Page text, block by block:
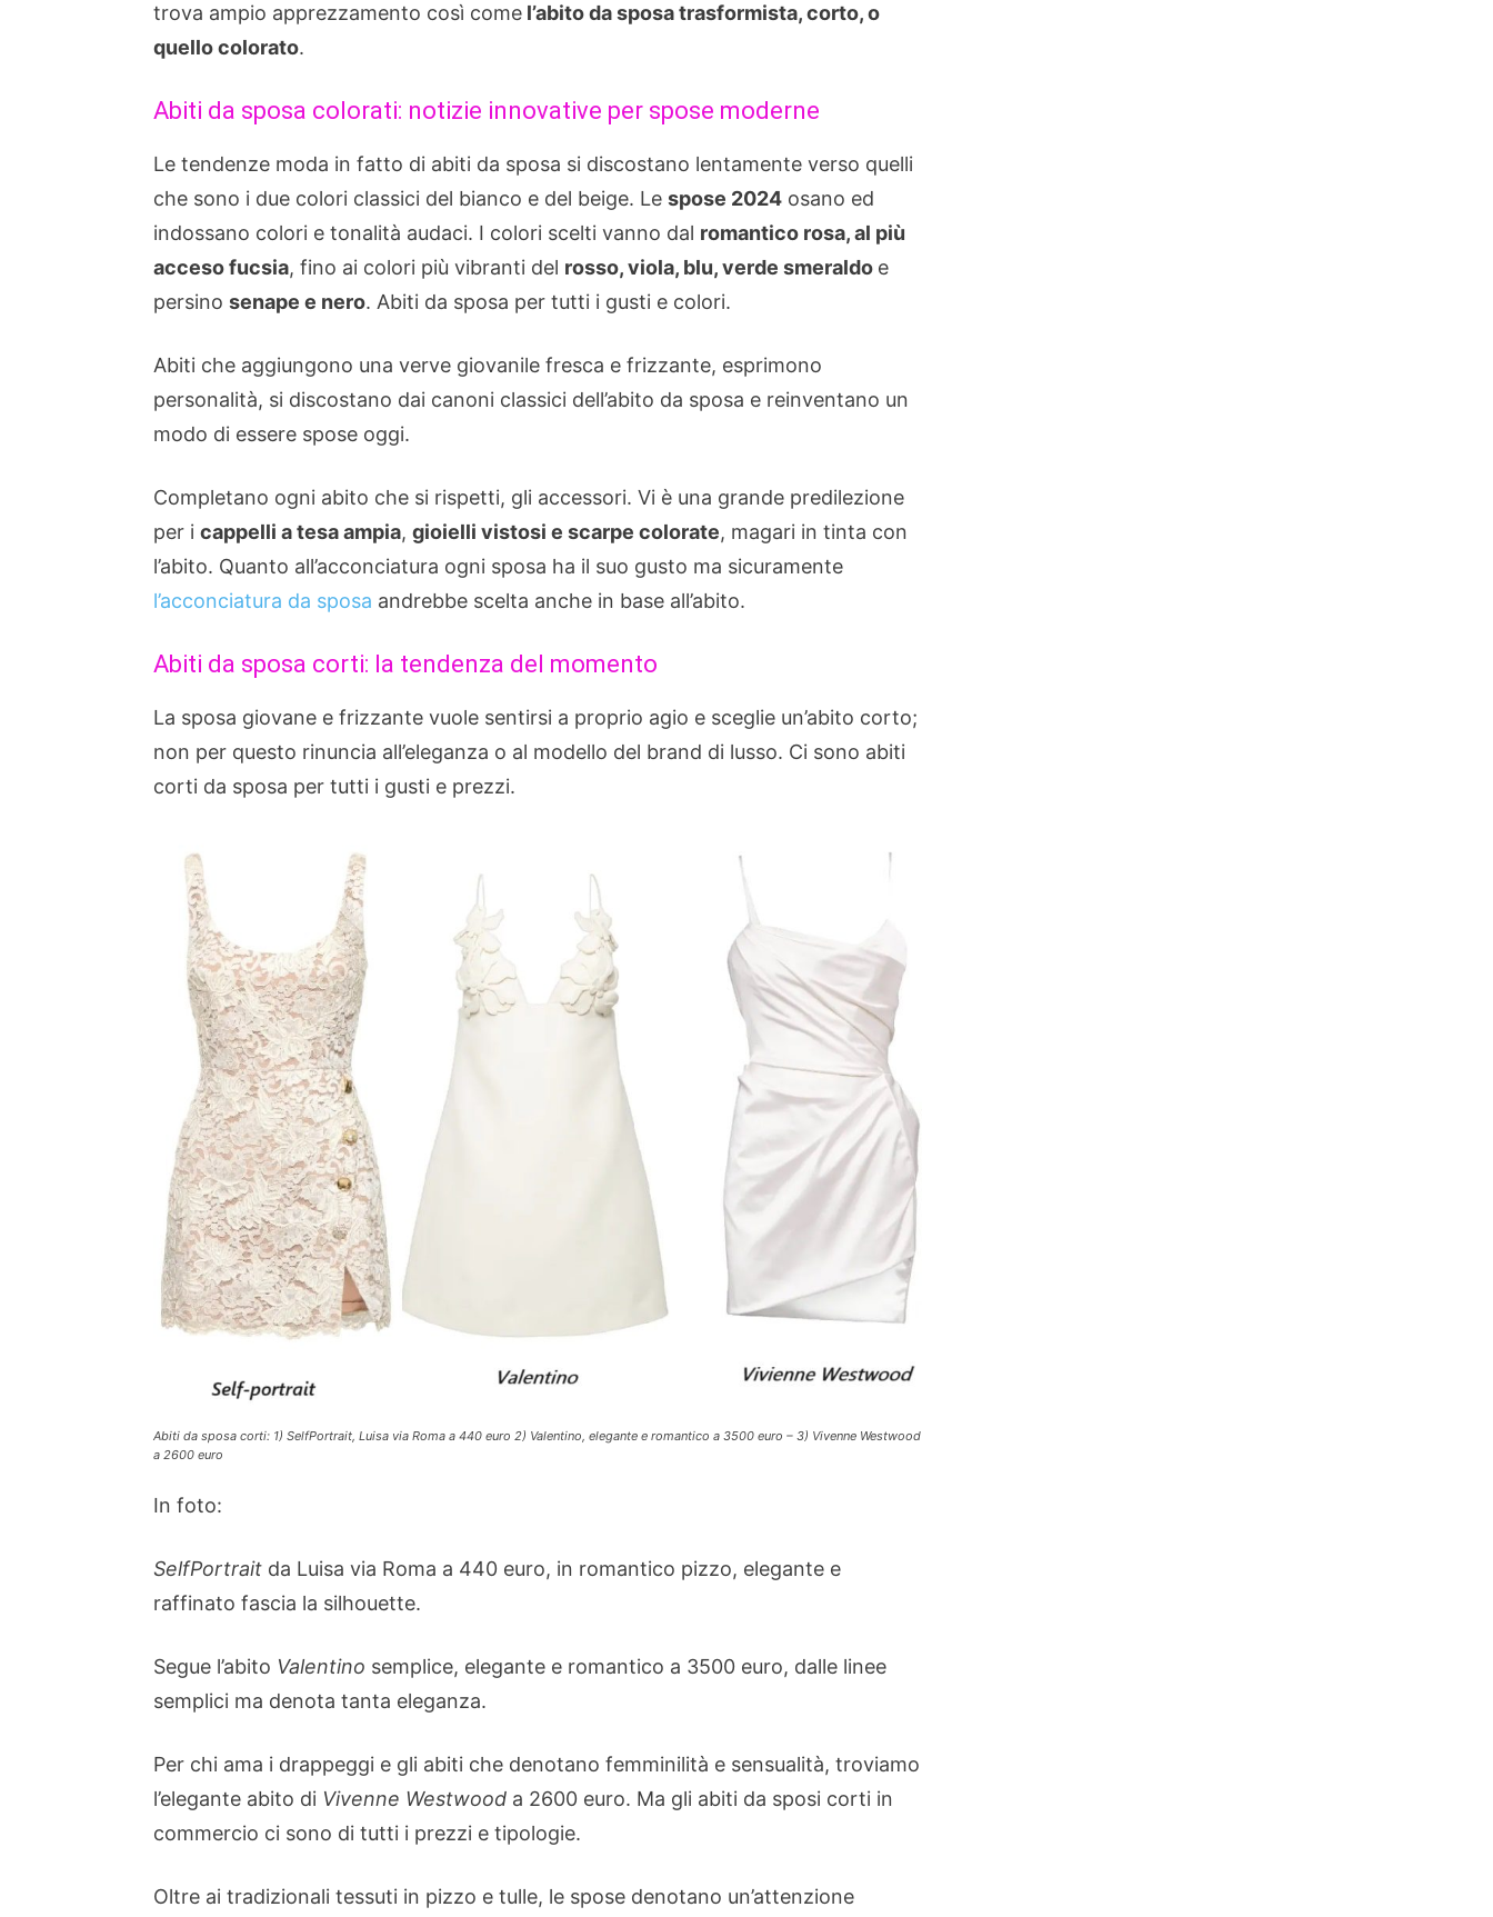
trova ampio apprezzamento così come l’abito da sposa trasformista, corto, o
quello colorato.
Abiti da sposa colorati: notizie innovative per spose moderne
Le tendenze moda in fatto di abiti da sposa si discostano lentamente verso quelli
che sono i due colori classici del bianco e del beige. Le spose 2024 osano ed
indossano colori e tonalità audaci. I colori scelti vanno dal romantico rosa, al più
acceso fucsia, fino ai colori più vibranti del rosso, viola, blu, verde smeraldo e
persino senape e nero. Abiti da sposa per tutti i gusti e colori.
Abiti che aggiungono una verve giovanile fresca e frizzante, esprimono
personalità, si discostano dai canoni classici dell’abito da sposa e reinventano un
modo di essere spose oggi.
Completano ogni abito che si rispetti, gli accessori. Vi è una grande predilezione
per i cappelli a tesa ampia, gioielli vistosi e scarpe colorate, magari in tinta con
l’abito. Quanto all’acconciatura ogni sposa ha il suo gusto ma sicuramente
l’acconciatura da sposa andrebbe scelta anche in base all’abito.
Abiti da sposa corti: la tendenza del momento
La sposa giovane e frizzante vuole sentirsi a proprio agio e sceglie un’abito corto;
non per questo rinuncia all’eleganza o al modello del brand di lusso. Ci sono abiti
corti da sposa per tutti i gusti e prezzi.
Abiti da sposa corti: 1) SelfPortrait, Luisa via Roma a 440 euro 2) Valentino, elegante e romantico a 3500 euro – 3) Vivenne Westwood
a 2600 euro
In foto:
SelfPortrait da Luisa via Roma a 440 euro, in romantico pizzo, elegante e
raffinato fascia la silhouette.
Segue l’abito Valentino semplice, elegante e romantico a 3500 euro, dalle linee
semplici ma denota tanta eleganza.
Per chi ama i drappeggi e gli abiti che denotano femminilità e sensualità, troviamo
l’elegante abito di Vivenne Westwood a 2600 euro. Ma gli abiti da sposi corti in
commercio ci sono di tutti i prezzi e tipologie.
Oltre ai tradizionali tessuti in pizzo e tulle, le spose denotano un’attenzione